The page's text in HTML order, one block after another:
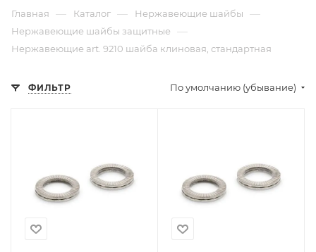
Главная — Каталог — Нержавеющие шайбы —
Нержавеющие шайбы защитные —
Нержавеющие art. 9210 шайба клиновая, стандартная
ФИЛЬТР По умолчанию (убывание)